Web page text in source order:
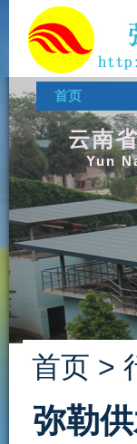
首页
云南
Yun
首页 >
弥勒